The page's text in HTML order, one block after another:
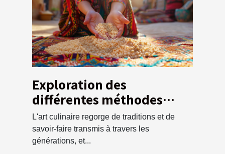
Exploration des
différentes méthodes
traditionnelles pour
préparer la semoule de
couscous
L'art culinaire regorge de traditions et de
savoir-faire transmis à travers les
générations, et...